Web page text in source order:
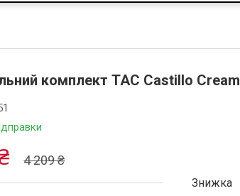
комплект TAC Castillo
4 209 ₴